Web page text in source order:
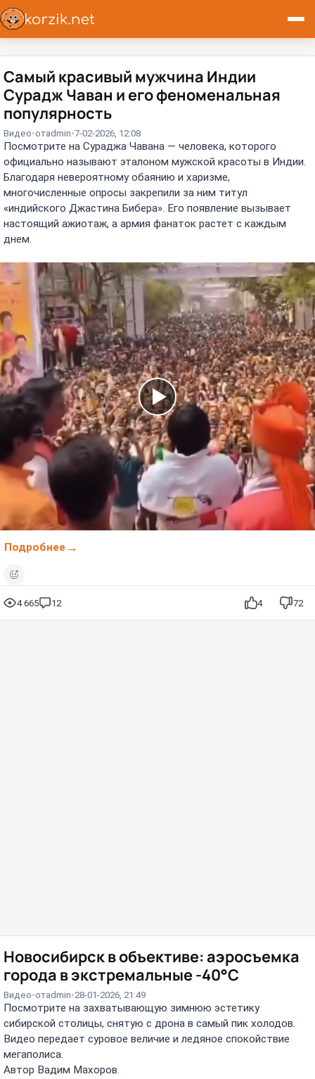
Самый красивый мужчина Индии
Сурадж Чаван и его феноменальная
популярность
Видео отadmin 7-02-2026, 12:08
Посмотрите на Сураджа Чавана — человека, которого
официально называют эталоном мужской красоты в Индии.
Благодаря невероятному обаянию и харизме,
многочисленные опросы закрепили за ним титул
«индийского Джастина Бибера». Его появление вызывает
настоящий ажиотаж, а армия фанаток растет с каждым
днем.
Подробнее
4 665 12 4 72
Новосибирск в объективе: аэросъемка
города в экстремальные -40°C
Видео отadmin 28-01-2026, 21:49
Посмотрите на захватывающую зимнюю эстетику
сибирской столицы, снятую с дрона в самый пик холодов.
Видео передает суровое величие и ледяное спокойствие
мегаполиса.
Автор Вадим Махоров.